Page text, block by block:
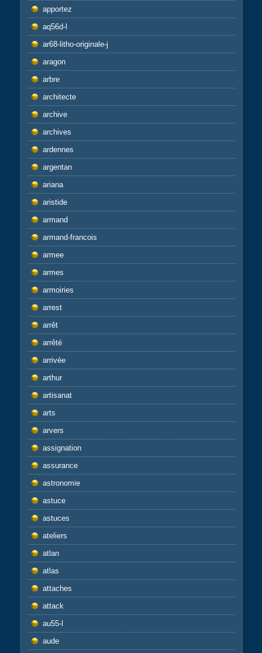
apportez
aq56d-l
ar68-litho-originale-j
aragon
arbre
architecte
archive
archives
ardennes
argentan
ariana
aristide
armand
armand-francois
armee
armes
armoiries
arrest
arrêt
arrêté
arrivée
arthur
artisanat
arts
arvers
assignation
assurance
astronomie
astuce
astuces
ateliers
atlan
atlas
attaches
attack
au55-l
aude